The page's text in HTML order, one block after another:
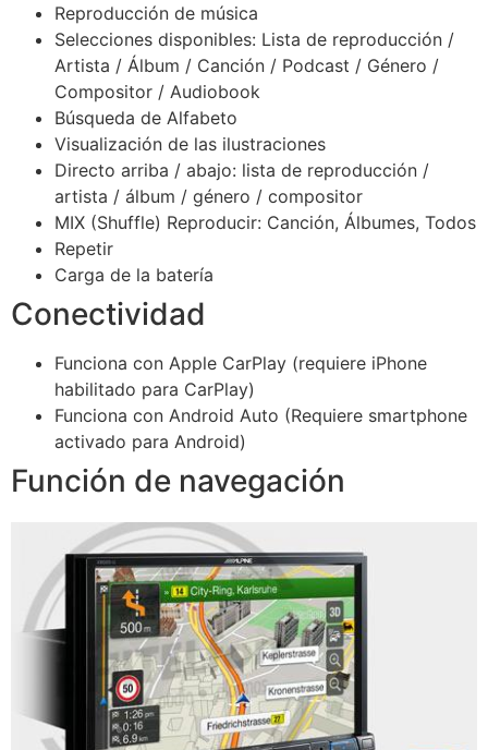
Reproducción de música
Selecciones disponibles: Lista de reproducción /
Artista / Álbum / Canción / Podcast / Género /
Compositor / Audiobook
Búsqueda de Alfabeto
Visualización de las ilustraciones
Directo arriba / abajo: lista de reproducción /
artista / álbum / género / compositor
MIX (Shuffle) Reproducir: Canción, Álbumes, Todos
Repetir
Carga de la batería
Conectividad
Funciona con Apple CarPlay (requiere iPhone
habilitado para CarPlay)
Funciona con Android Auto (Requiere smartphone
activado para Android)
Función de navegación